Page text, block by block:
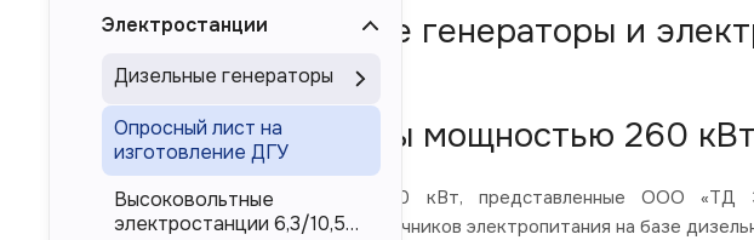
Каталог. Дизельные генераторы и
Пензе
Дизель-генераторы мощностью 260
Дизельные электростанции 260 кВт, представленные ООО «ТД
электроснабжения в качестве источников электропитания на базе
Электростанции
Дизельные генераторы
Опросный лист на
изготовление ДГУ
Высоковольтные
электростанции 6,3/10,5